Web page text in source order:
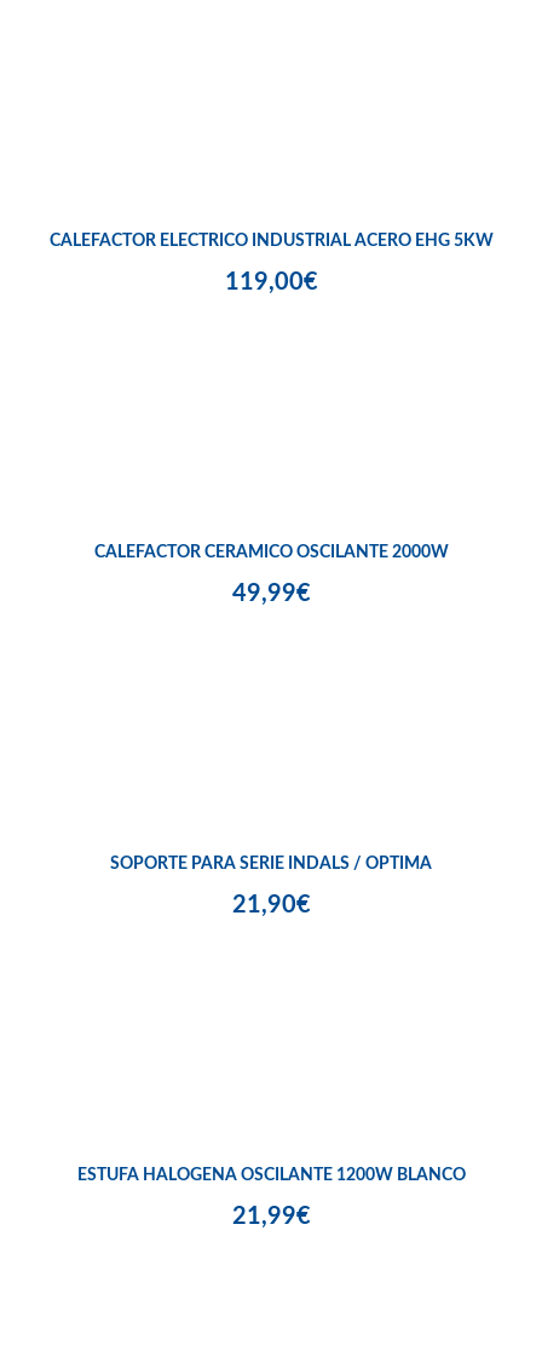
CALEFACTOR ELECTRICO INDUSTRIAL ACERO EHG 5KW
119,00€
CALEFACTOR CERAMICO OSCILANTE 2000W
49,99€
SOPORTE PARA SERIE INDALS / OPTIMA
21,90€
ESTUFA HALOGENA OSCILANTE 1200W BLANCO
21,99€